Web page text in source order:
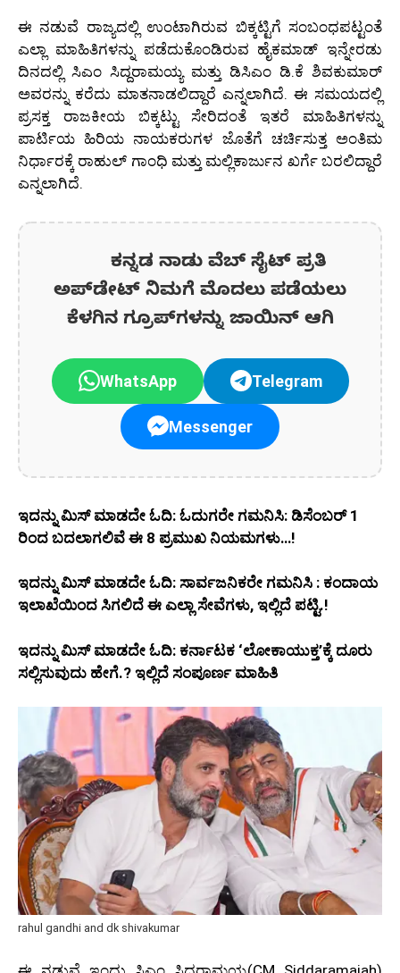
ಈ ನಡುವೆ ರಾಜ್ಯದಲ್ಲಿ ಉಂಟಾಗಿರುವ ಬಿಕ್ಕಟ್ಟಿಗೆ ಸಂಬಂಧಪಟ್ಟಂತೆ
ಎಲ್ಲಾ ಮಾಹಿತಿಗಳನ್ನು ಪಡೆದುಕೊಂಡಿರುವ ಹೈಕಮಾಡ್‌ ಇನ್ನೇರಡು
ದಿನದಲ್ಲಿ ಸಿಎಂ ಸಿದ್ದರಾಮಯ್ಯ ಮತ್ತು ಡಿಸಿಎಂ ಡಿ.ಕೆ ಶಿವಕುಮಾರ್‌
ಅವರನ್ನು ಕರೆದು ಮಾತನಾಡಲಿದ್ದಾರೆ ಎನ್ನಲಾಗಿದೆ. ಈ ಸಮಯದಲ್ಲಿ
ಪ್ರಸಕ್ತ ರಾಜಕೀಯ ಬಿಕ್ಕಟ್ಟು ಸೇರಿದಂತೆ ಇತರೆ ಮಾಹಿತಿಗಳನ್ನು
ಪಾರ್ಟಿಯ ಹಿರಿಯ ನಾಯಕರುಗಳ ಜೊತೆಗೆ ಚರ್ಚಿಸುತ್ತ ಅಂತಿಮ
ನಿರ್ಧಾರಕ್ಕೆ ರಾಹುಲ್‌ ಗಾಂಧಿ ಮತ್ತು ಮಲ್ಲಿಕಾರ್ಜುನ ಖರ್ಗೆ ಬರಲಿದ್ದಾರೆ
ಎನ್ನಲಾಗಿದೆ.
ಕನ್ನಡ ನಾಡು ವೆಬ್ ಸೈಟ್ ಪ್ರತಿ
ಅಪ್‌ಡೇಟ್‌ ನಿಮಗೆ ಮೊದಲು ಪಡೆಯಲು
ಕೆಳಗಿನ ಗ್ರೂಪ್‌ಗಳನ್ನು ಜಾಯಿನ್ ಆಗಿ
WhatsApp Telegram
Messenger
ಇದನ್ನು ಮಿಸ್‌ ಮಾಡದೇ ಓದಿ: ಓದುಗರೇ ಗಮನಿಸಿ: ಡಿಸೆಂಬರ್ 1
ರಿಂದ ಬದಲಾಗಲಿವೆ ಈ 8 ಪ್ರಮುಖ ನಿಯಮಗಳು…!
ಇದನ್ನು ಮಿಸ್‌ ಮಾಡದೇ ಓದಿ: ಸಾರ್ವಜನಿಕರೇ ಗಮನಿಸಿ : ಕಂದಾಯ
ಇಲಾಖೆಯಿಂದ ಸಿಗಲಿದೆ ಈ ಎಲ್ಲಾ ಸೇವೆಗಳು, ಇಲ್ಲಿದೆ ಪಟ್ಟಿ.!
ಇದನ್ನು ಮಿಸ್‌ ಮಾಡದೇ ಓದಿ: ಕರ್ನಾಟಕ ‘ಲೋಕಾಯುಕ್ತ’ಕ್ಕೆ ದೂರು
ಸಲ್ಲಿಸುವುದು ಹೇಗೆ.? ಇಲ್ಲಿದೆ ಸಂಪೂರ್ಣ ಮಾಹಿತಿ
rahul gandhi and dk shivakumar